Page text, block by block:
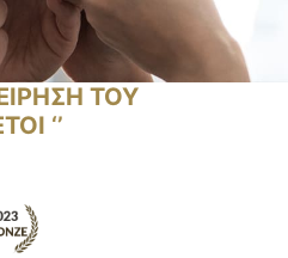
ΤΟΥ
‘’